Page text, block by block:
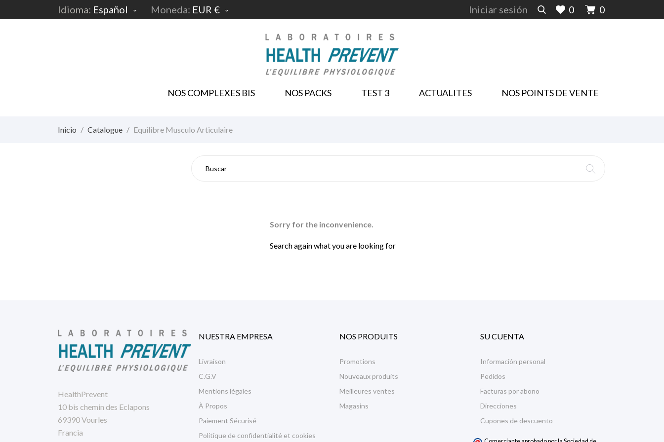
Idioma: Español  Moneda: EUR €  Iniciar sesión 0 0
NOS COMPLEXES BIS NOS PACKS TEST 3 ACTUALITES NOS POINTS DE VENTE
Inicio Catalogue Equilibre Musculo Articulaire
Equilibre Musculo Articulaire
Sorry for the inconvenience.
Search again what you are looking for
HealthPrevent
10 bis chemin des Eclapons
69390 Vourles
Francia
NUESTRA EMPRESA
Livraison
C.G.V
Mentions légales
À Propos
Paiement Sécurisé
Politique de confidentialité et cookies
NOS PRODUITS
Promotions
Nouveaux produits
Meilleures ventes
Magasins
SU CUENTA
Información personal
Pedidos
Facturas por abono
Direcciones
Cupones de descuento